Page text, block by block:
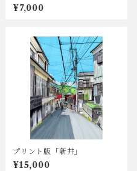
¥7,000
プリント版「新井」
¥15,000